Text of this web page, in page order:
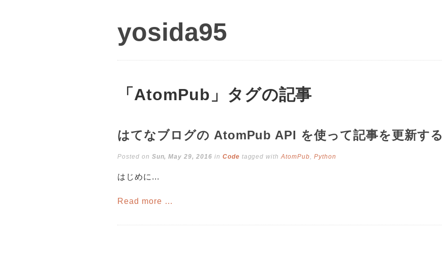
yosida95
「AtomPub」タグの記事
はてなブログの AtomPub API を使って記事を更新する
Posted on Sun, May 29, 2016 in Code tagged withAtomPub, Python
はじめに...
Read more …